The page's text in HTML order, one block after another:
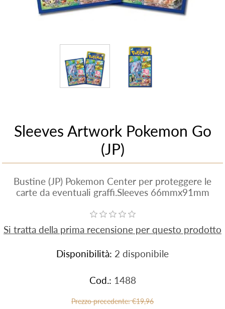
Sleeves Artwork Pokemon Go
(JP)
Bustine (JP) Pokemon Center per proteggere le
carte da eventuali graffi.Sleeves 66mmx91mm
Si tratta della prima recensione per questo prodotto
Disponibilità: 2 disponibile
Cod.: 1488
Prezzo precedente: €19,96